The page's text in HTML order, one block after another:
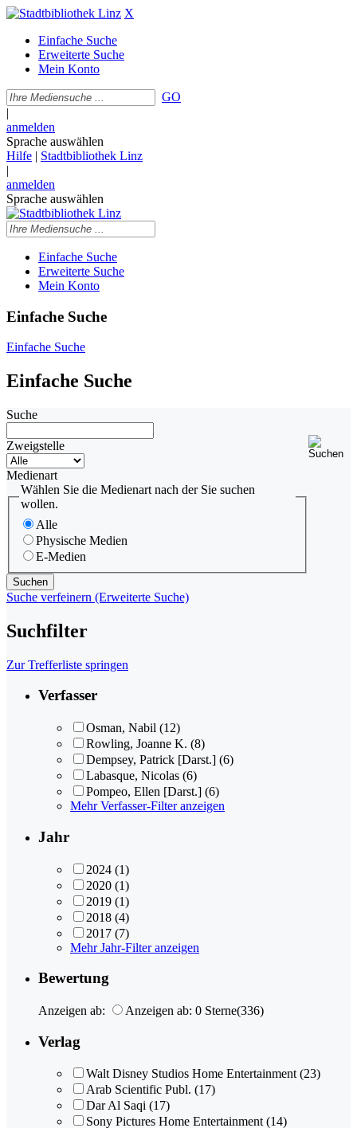
X
Einfache Suche
Erweiterte Suche
Mein Konto
GO
|
anmelden
Sprache auswählen
Hilfe | Stadtbibliothek Linz
|
anmelden
Sprache auswählen
Einfache Suche
Erweiterte Suche
Mein Konto
Einfache Suche
Einfache Suche
Einfache Suche
Suche
Zweigstelle
Medienart
Wählen Sie die Medienart nach der Sie suchen
wollen.
Alle
Physische Medien
E-Medien
Suche verfeinern (Erweiterte Suche)
Suchfilter
Zur Trefferliste springen
Verfasser
Osman, Nabil (12)
Rowling, Joanne K. (8)
Dempsey, Patrick [Darst.] (6)
Labasque, Nicolas (6)
Pompeo, Ellen [Darst.] (6)
Mehr Verfasser-Filter anzeigen
Jahr
2024 (1)
2020 (1)
2019 (1)
2018 (4)
2017 (7)
Mehr Jahr-Filter anzeigen
Bewertung
Anzeigen ab: Anzeigen ab: 0 Sterne(336)
Verlag
Walt Disney Studios Home Entertainment (23)
Arab Scientific Publ. (17)
Dar Al Saqi (17)
Sony Pictures Home Entertainment (14)